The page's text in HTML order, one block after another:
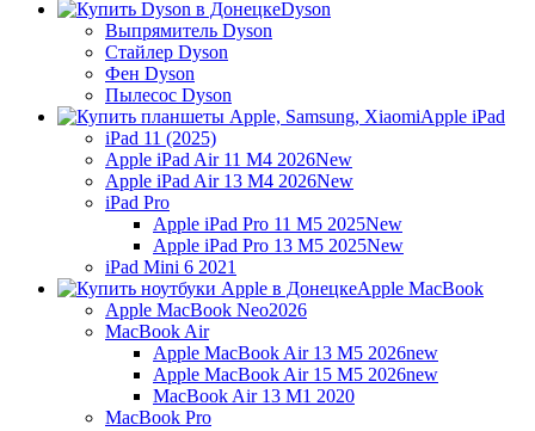
Dyson
Выпрямитель Dyson
Стайлер Dyson
Фен Dyson
Пылесос Dyson
Apple iPad
iPad 11 (2025)
Apple iPad Air 11 M4 2026New
Apple iPad Air 13 M4 2026New
iPad Pro
Apple iPad Pro 11 M5 2025New
Apple iPad Pro 13 M5 2025New
iPad Mini 6 2021
Apple MacBook
Apple MacBook Neo2026
MacBook Air
Apple MacBook Air 13 M5 2026new
Apple MacBook Air 15 M5 2026new
MacBook Air 13 M1 2020
MacBook Pro